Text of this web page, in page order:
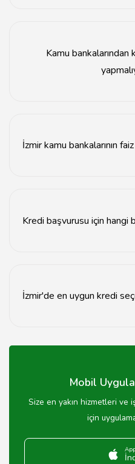
Kamu bankalarından
İzmir kamu bankalarının
Kredi başvurusu için
İzmir'de en uygun kredi
bankaların web sitelerini
Mobil
Size en yakın hizmetleri
için